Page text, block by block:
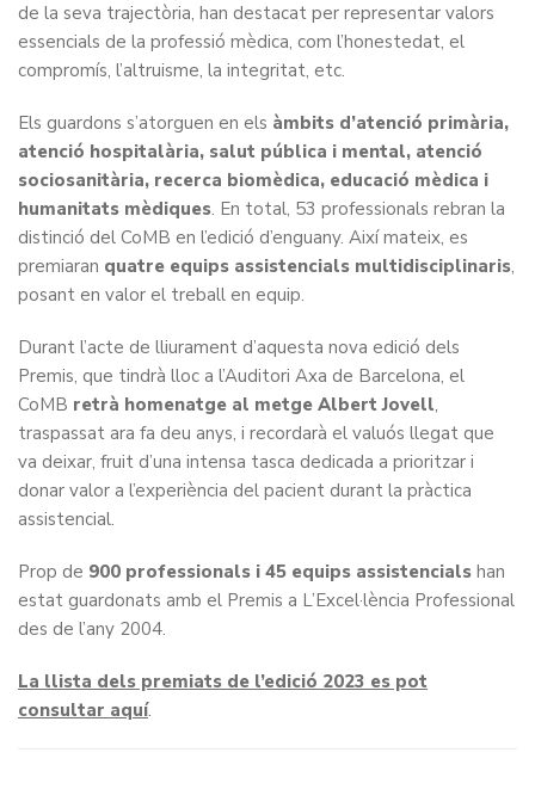
de la seva trajectòria, han destacat per representar valors
essencials de la professió mèdica, com l’honestedat, el
compromís, l’altruisme, la integritat, etc.
Els guardons s’atorguen en els àmbits d’atenció primària,
atenció hospitalària, salut pública i mental, atenció
sociosanitària, recerca biomèdica, educació mèdica i
humanitats mèdiques. En total, 53 professionals rebran la
distinció del CoMB en l’edició d’enguany. Així mateix, es
premiaran quatre equips assistencials multidisciplinaris,
posant en valor el treball en equip.
Durant l’acte de lliurament d’aquesta nova edició dels
Premis, que tindrà lloc a l’Auditori Axa de Barcelona, el
CoMB retrà homenatge al metge Albert Jovell,
traspassat ara fa deu anys, i recordarà el valuós llegat que
va deixar, fruit d’una intensa tasca dedicada a prioritzar i
donar valor a l’experiència del pacient durant la pràctica
assistencial.
Prop de 900 professionals i 45 equips assistencials han
estat guardonats amb el Premis a L’Excel·lència Professional
des de l’any 2004.
La llista dels premiats de l’edició 2023 es pot
consultar aquí.